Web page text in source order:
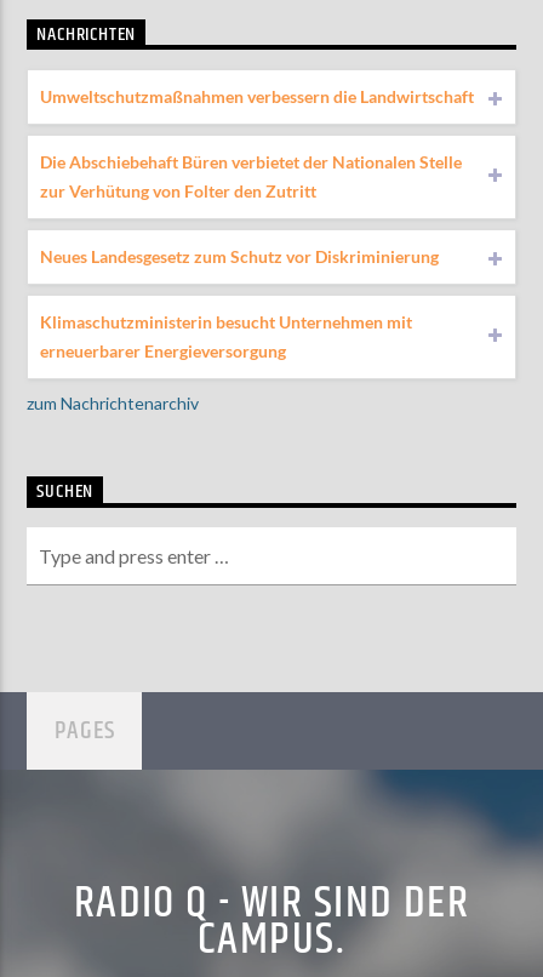
NACHRICHTEN
Umweltschutzmaßnahmen verbessern die Landwirtschaft
Die Abschiebehaft Büren verbietet der Nationalen Stelle
zur Verhütung von Folter den Zutritt
Neues Landesgesetz zum Schutz vor Diskriminierung
Klimaschutzministerin besucht Unternehmen mit
erneuerbarer Energieversorgung
zum Nachrichtenarchiv
SUCHEN
PAGES
RADIO Q - WIR SIND DER
CAMPUS.